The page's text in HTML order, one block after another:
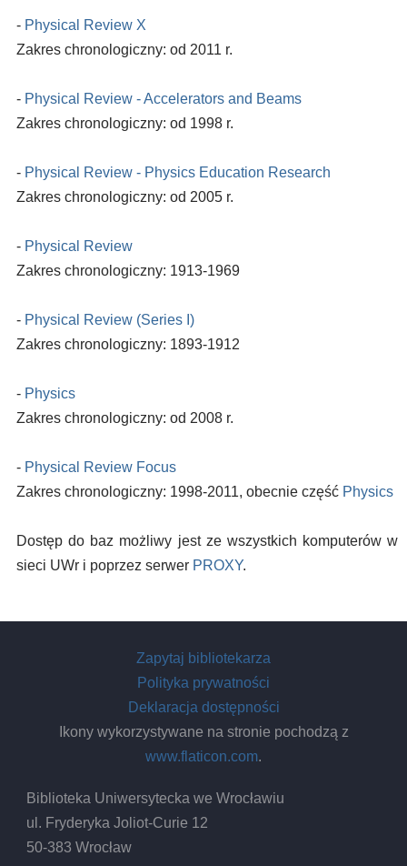
- Physical Review X
Zakres chronologiczny: od 2011 r.
- Physical Review - Accelerators and Beams
Zakres chronologiczny: od 1998 r.
- Physical Review - Physics Education Research
Zakres chronologiczny: od 2005 r.
- Physical Review
Zakres chronologiczny: 1913-1969
- Physical Review (Series I)
Zakres chronologiczny: 1893-1912
- Physics
Zakres chronologiczny: od 2008 r.
- Physical Review Focus
Zakres chronologiczny: 1998-2011, obecnie część Physics
Dostęp do baz możliwy jest ze wszystkich komputerów w
sieci UWr i poprzez serwer PROXY.
Zapytaj bibliotekarza
Polityka prywatności
Deklaracja dostępności
Ikony wykorzystywane na stronie pochodzą z
www.flaticon.com.
Biblioteka Uniwersytecka we Wrocławiu
ul. Fryderyka Joliot-Curie 12
50-383 Wrocław